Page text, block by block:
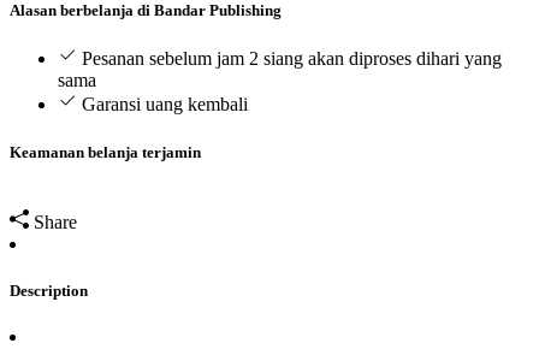
Alasan berbelanja di Bandar Publishing
Pesanan sebelum jam 2 siang akan diproses dihari yang
sama
Garansi uang kembali
Keamanan belanja terjamin
Share
Description